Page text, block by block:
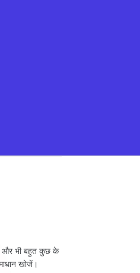
और भी बहुत कुछ के
खोजें।